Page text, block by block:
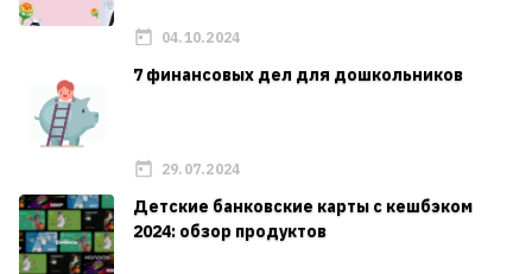
04.10.2024
7 финансовых дел для дошкольников
29.07.2024
Детские банковские карты с кешбэком
2024: обзор продуктов